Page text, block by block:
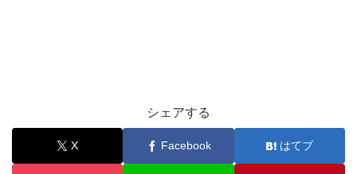
シェアする
X Facebook はてブ